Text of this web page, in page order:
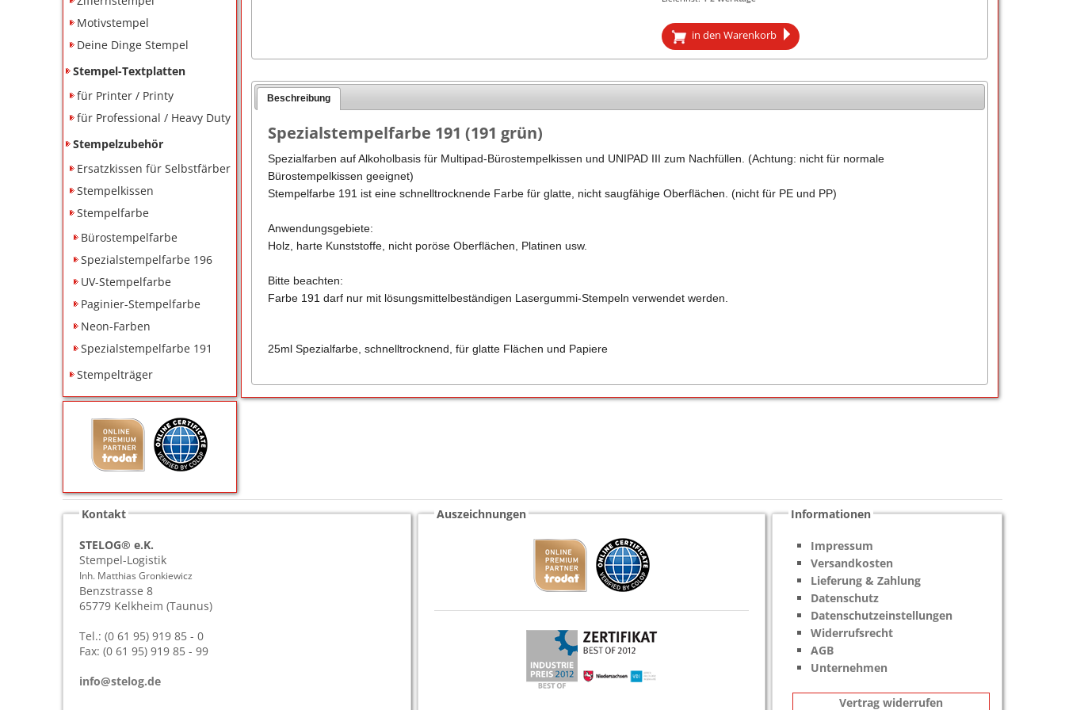
Lehrerstempel
Motivstempel
Deine Dinge Stempel
Stempel-Textplatten
für Printer / Printy
für Professional / Heavy Duty
Stempelzubehör
Ersatzkissen für Selbstfärber
Stempelkissen
Stempelfarbe
Bürostempelfarbe
Spezialstempelfarbe 196
UV-Stempelfarbe
Paginier-Stempelfarbe
Neon-Farben
Spezialstempelfarbe 191
Stempelträger
in den Warenkorb
Beschreibung
Spezialstempelfarbe 191 (191 grün)
Spezialfarben auf Alkoholbasis für Multipad-Bürostempelkissen und UNIPAD III zum Nachfüllen. (Achtung: nicht für normale
Bürostempelkissen geeignet)
Stempelfarbe 191 ist eine schnelltrocknende Farbe für glatte, nicht saugfähige Oberflächen. (nicht für PE und PP)
Anwendungsgebiete:
Holz, harte Kunststoffe, nicht poröse Oberflächen, Platinen usw.
Bitte beachten:
Farbe 191 darf nur mit lösungsmittelbeständigen Lasergummi-Stempeln verwendet werden.
25ml Spezialfarbe, schnelltrocknend, für glatte Flächen und Papiere
Kontakt
STELOG® e.K.
Stempel-Logistik
Inh. Matthias Gronkiewicz
Benzstrasse 8
65779 Kelkheim (Taunus)
Tel.: (0 61 95) 919 85 - 0
Fax: (0 61 95) 919 85 - 99
info@stelog.de
Auszeichnungen Informationen
Impressum
Versandkosten
Lieferung & Zahlung
Datenschutz
Datenschutzeinstellungen
Widerrufsrecht
AGB
Unternehmen
Vertrag widerrufen